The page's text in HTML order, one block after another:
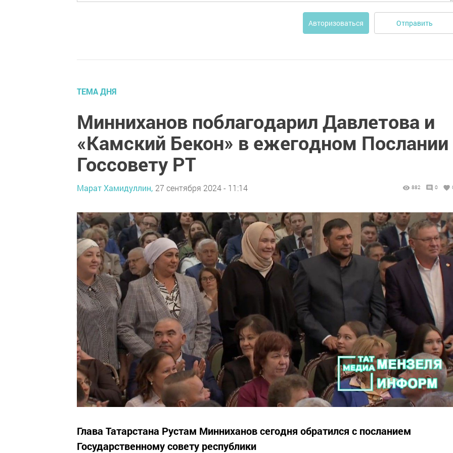
Авторизоваться Отправить
ТЕМА ДНЯ
Минниханов поблагодарил Давлетова и
«Камский Бекон» в ежегодном Послании
Госсовету РТ
Марат Хамидуллин, 27 сентября 2024 - 11:14 882 0
Глава Татарстана Рустам Минниханов сегодня обратился с посланием
Государственному совету республики